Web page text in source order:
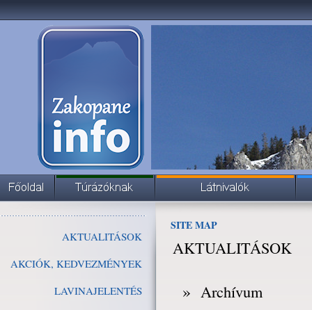
AKTUALITÁSOK
AKCIÓK, KEDVEZMÉNYEK
LAVINAJELENTÉS
SITE MAP
AKTUALITÁSOK
» Archívum